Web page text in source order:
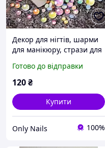
Декор для нігтів, шарми
для манікюру, стрази для
Готово до відправки
120₴
Купити
Only Nails 100%